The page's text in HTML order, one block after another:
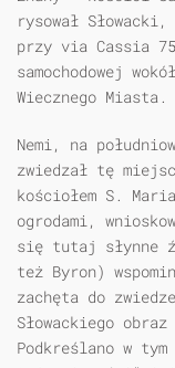
rysował
przy via Cassia
samochodowej
Wiecznego Miasta.
Nemi, na
zwiedzał tę
kościołem S.
ogrodami,
się tutaj słynne
też Byron)
zachęta do
Słowackiego
Podkreślano w